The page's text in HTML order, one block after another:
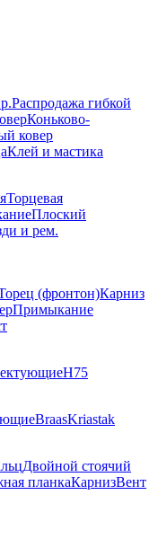
Распродажа гибкой
Коньково-
ковер
Клей и мастика
Торцевая
Плоский
и рем.
(фронтон)Карниз
Примыкание
Н75
BraasKriastak
Двойной стоячий
планкаКарнизВент